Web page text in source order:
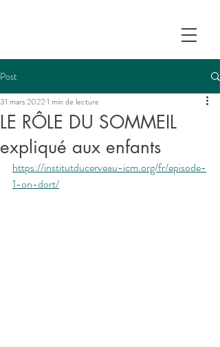
Post
LE RÔLE DU SOMMEIL
expliqué aux enfants
31 mars 20221 min de lecture
https://institutducerveau-icm.org/fr/episode-
1-on-dort/